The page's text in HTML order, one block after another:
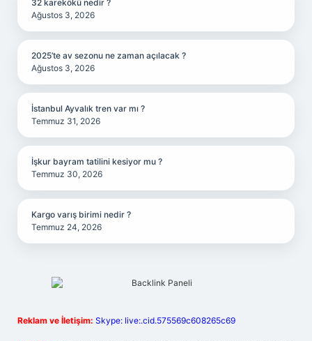
32 karekökü nedir ?
Ağustos 3, 2026
2025’te av sezonu ne zaman açılacak ?
Ağustos 3, 2026
İstanbul Ayvalık tren var mı ?
Temmuz 31, 2026
İşkur bayram tatilini kesiyor mu ?
Temmuz 30, 2026
Kargo varış birimi nedir ?
Temmuz 24, 2026
Reklam ve İletişim: Skype: live:.cid.575569c608265c69